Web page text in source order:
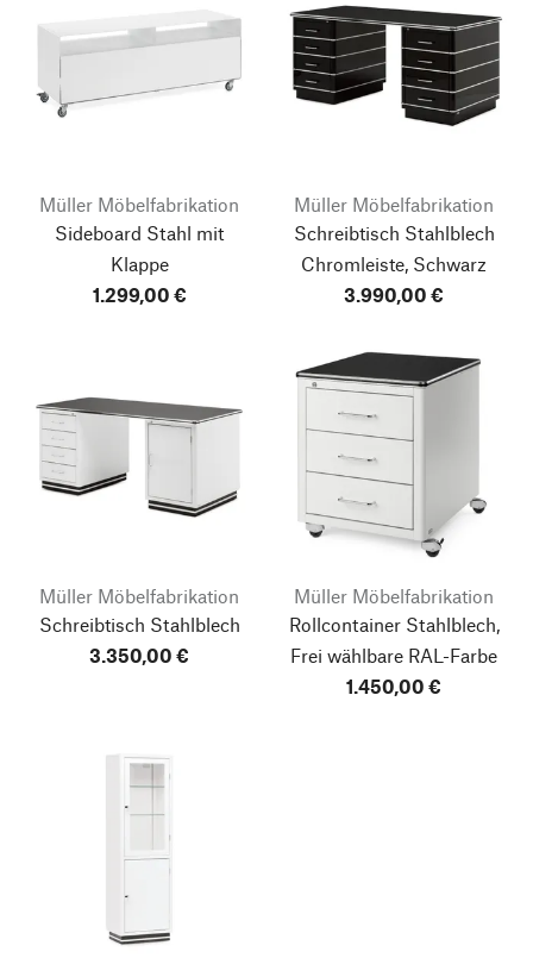
Müller Möbelfabrikation
Sideboard Stahl mit
Klappe
1.299,00 €
Müller Möbelfabrikation
Schreibtisch Stahlblech
Chromleiste, Schwarz
3.990,00 €
Müller Möbelfabrikation
Schreibtisch Stahlblech
3.350,00 €
Müller Möbelfabrikation
Rollcontainer Stahlblech,
Frei wählbare RAL-Farbe
1.450,00 €